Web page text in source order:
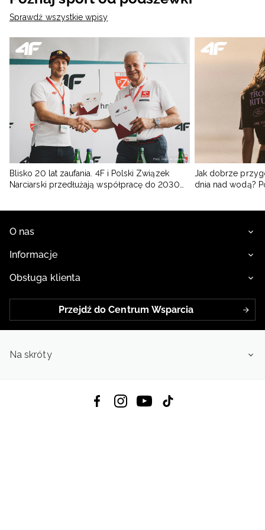
Sprawdź wszystkie wpisy
Blisko 20 lat zaufania. 4F i Polski Związek
Narciarski przedłużają współpracę do 2030
Jak dobrze
dnia nad wodą?
O nas
Informacje
Obsługa klienta
Przejdź do Centrum Wsparcia
Na skróty